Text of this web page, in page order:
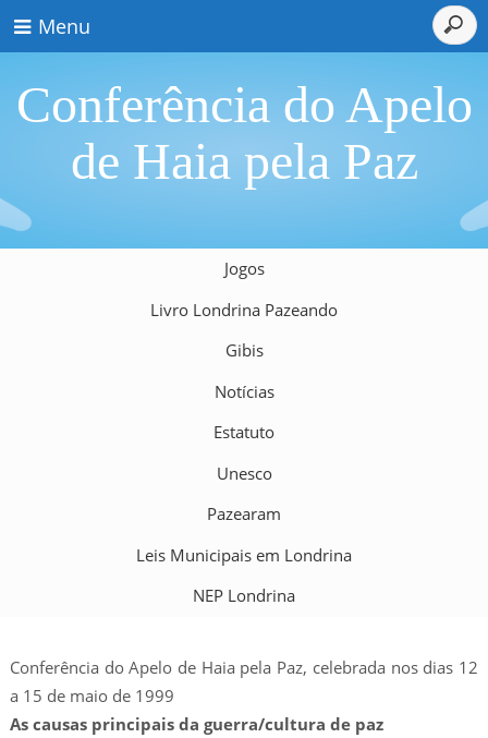
Menu
Conferência do Apelo
de Haia pela Paz
Jogos
Livro Londrina Pazeando
Gibis
Notícias
Estatuto
Unesco
Pazearam
Leis Municipais em Londrina
NEP Londrina
Conferência do Apelo de Haia pela Paz, celebrada nos dias 12
a 15 de maio de 1999
As causas principais da guerra/cultura de paz